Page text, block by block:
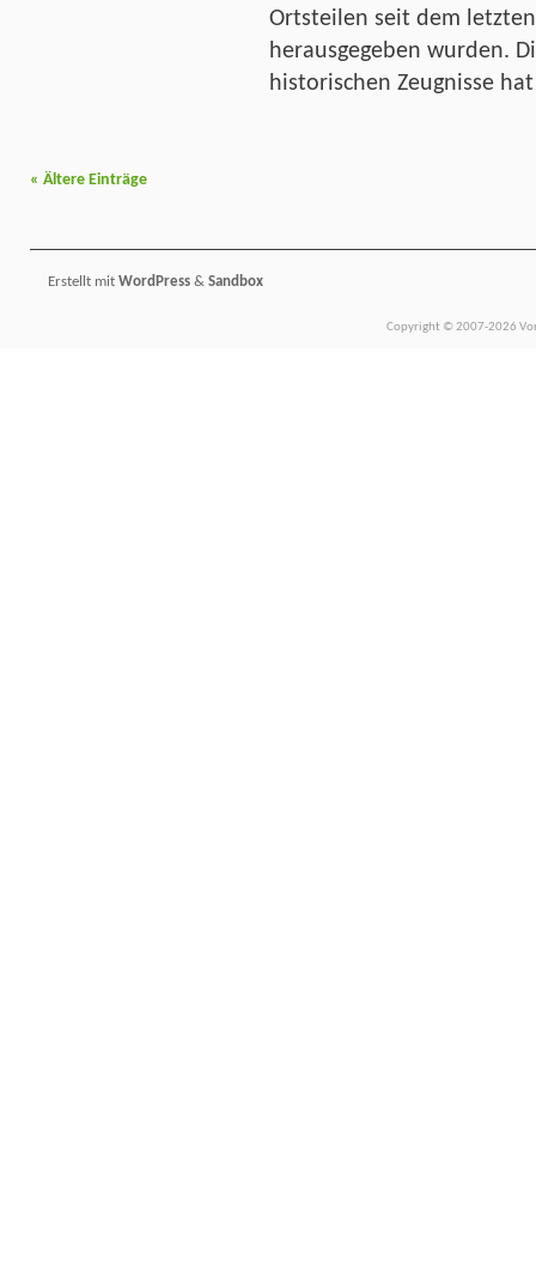
Ortsteilen seit dem
herausgegeben wurden.
historischen Zeugnisse
« Ältere Einträge
Erstellt mit WordPress & Sandbox
Copyright © 2007-2026